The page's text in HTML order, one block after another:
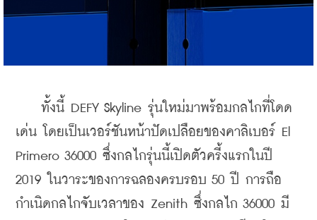
ทั้งนี้ DEFY Skyline รุ่นใหม่มาพร้อมกลไกที่โดด
เด่น โดยเป็นเวอร์ชันหน้าปัดเปลือยของคาลิเบอร์ El
Primero 36000 ซึ่งกลไกรุ่นนี้เปิดตัวครี้งแรกในปี
2019 ในวาระของการฉลองครบรอบ 50 ปี การถือ
กำเนิดกลไกจับเวลาของ Zenith ซึ่งกลไก 36000 มี